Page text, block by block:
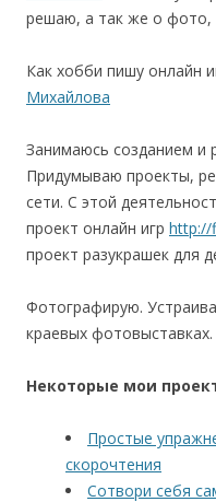
решаю, а так же о фото,
Как хобби пишу онлайн
Михайлова
Занимаюсь созданием и
Придумываю проекты,
сети. С этой
проект онлайн игр http://
проект разукрашек для
Фотографирую.
краевых фотовыставках.
Некоторые мои
Простые
скорочтения
Сотвори себя